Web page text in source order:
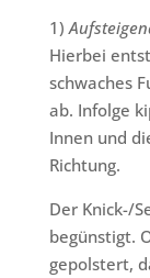
1)
Hierbei
schwaches
ab. Infolge
Innen und
Richtung.
Der Knick-/
begünstigt.
gepolstert,